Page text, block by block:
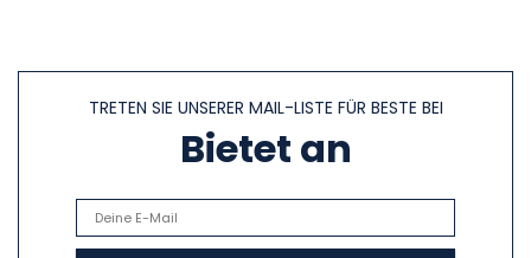
TRETEN SIE UNSERER MAIL-LISTE FÜR BESTE BEI
Bietet an